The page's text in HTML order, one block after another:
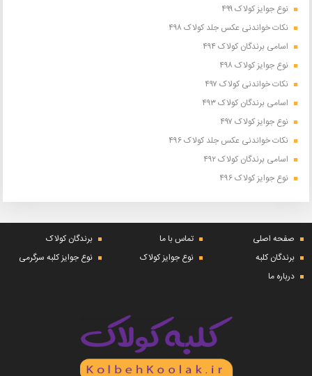
نوع جوایز کولاک ۴۹۹
نکات خواندنی عکس جلد کولاک ۴۹۸
اسامی برندگان کولاک ۴۹۴
نوع جوایز کولاک ۴۹۸
نکات خواندنی کولاک ۴۹۷
اسامی برندگان کولاک ۴۹۳
نوع جوایز کولاک ۴۹۷
نکات خواندنی عکس جلد کولاک ۴۹۶
اسامی برندگان کولاک ۴۹۲
نوع جوایز کولاک ۴۹۶
صفحه اصلی تماس با ما
برندگان کولاک
برندگان کلبه
نوع جوایز کولاک
نوع جوایز کلبه سرگرمی
درباره ما